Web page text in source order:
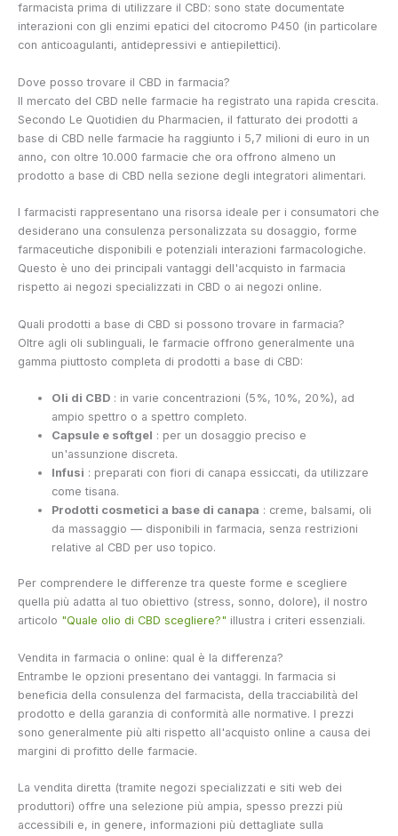
farmacista prima di utilizzare il CBD: sono state documentate
interazioni con gli enzimi epatici del citocromo P450 (in particolare
con anticoagulanti, antidepressivi e antiepilettici).
Dove posso trovare il CBD in farmacia?
Il mercato del CBD nelle farmacie ha registrato una rapida crescita.
Secondo Le Quotidien du Pharmacien, il fatturato dei prodotti a
base di CBD nelle farmacie ha raggiunto i 5,7 milioni di euro in un
anno, con oltre 10.000 farmacie che ora offrono almeno un
prodotto a base di CBD nella sezione degli integratori alimentari.
I farmacisti rappresentano una risorsa ideale per i consumatori che
desiderano una consulenza personalizzata su dosaggio, forme
farmaceutiche disponibili e potenziali interazioni farmacologiche.
Questo è uno dei principali vantaggi dell'acquisto in farmacia
rispetto ai negozi specializzati in CBD o ai negozi online.
Quali prodotti a base di CBD si possono trovare in farmacia?
Oltre agli oli sublinguali, le farmacie offrono generalmente una
gamma piuttosto completa di prodotti a base di CBD:
Oli di CBD : in varie concentrazioni (5%, 10%, 20%), ad
ampio spettro o a spettro completo.
Capsule e softgel : per un dosaggio preciso e
un'assunzione discreta.
Infusi : preparati con fiori di canapa essiccati, da utilizzare
come tisana.
Prodotti cosmetici a base di canapa : creme, balsami, oli
da massaggio — disponibili in farmacia, senza restrizioni
relative al CBD per uso topico.
Per comprendere le differenze tra queste forme e scegliere
quella più adatta al tuo obiettivo (stress, sonno, dolore), il nostro
articolo "Quale olio di CBD scegliere?" illustra i criteri essenziali.
Vendita in farmacia o online: qual è la differenza?
Entrambe le opzioni presentano dei vantaggi. In farmacia si
beneficia della consulenza del farmacista, della tracciabilità del
prodotto e della garanzia di conformità alle normative. I prezzi
sono generalmente più alti rispetto all'acquisto online a causa dei
margini di profitto delle farmacie.
La vendita diretta (tramite negozi specializzati e siti web dei
produttori) offre una selezione più ampia, spesso prezzi più
accessibili e, in genere, informazioni più dettagliate sulla